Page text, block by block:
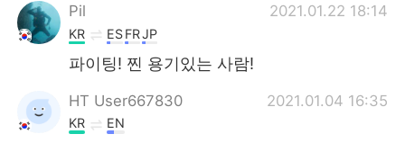
Pil 2021.01.22 18:14
KR ESFRJP
파이팅! 찐 용기있는 사람!
HT User667830 2021.01.04 16:35
KR EN